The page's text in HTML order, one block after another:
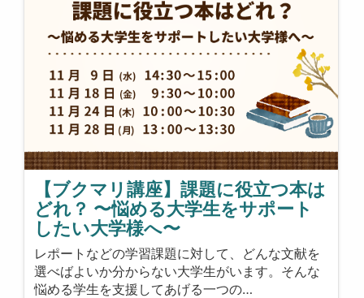
【ブクマリ講座】課題に役立つ本は
どれ？ 〜悩める大学生をサポート
したい大学様へ〜
レポートなどの学習課題に対して、どんな文献を
選べばよいか分からない大学生がいます。そんな
悩める学生を支援してあげる一つの…